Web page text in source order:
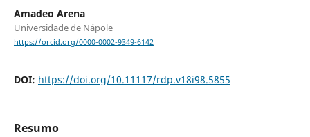
Amadeo Arena
Universidade de Nápole
https://orcid.org/0000-0002-9349-6142
DOI: https://doi.org/10.11117/rdp.v18i98.5855
Resumo